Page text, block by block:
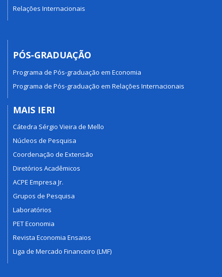
Relações Internacionais
PÓS-GRADUAÇÃO
Programa de Pós-graduação em Economia
Programa de Pós-graduação em Relações Internacionais
MAIS IERI
Cátedra Sérgio Vieira de Mello
Núcleos de Pesquisa
Coordenação de Extensão
Diretórios Acadêmicos
ACPE Empresa Jr.
Grupos de Pesquisa
Laboratórios
PET Economia
Revista Economia Ensaios
Liga de Mercado Financeiro (LMF)